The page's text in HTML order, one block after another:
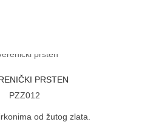
PRSTEN
PZZ012
od žutog zlata.